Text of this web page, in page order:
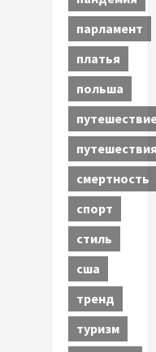
парламент
платья
польша
смертность
спорт
стиль
сша
тренд
туризм